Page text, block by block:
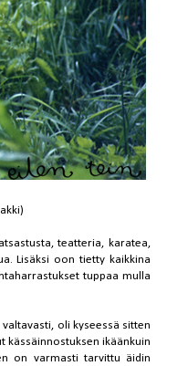
teatteria, karatea,
Lisäksi oon tietty kaikkina
tuppaa mulla
oli kyseessä sitten
kässäinnostuksen ikäänkuin
on varmasti tarvittu äidin